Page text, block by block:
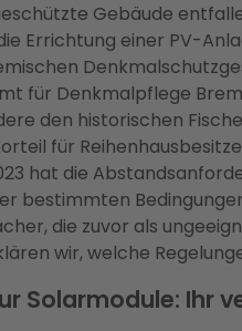
Gebäude
Errichtung einer PV-
für Denkmalpflege
den historischen
für
hat die
bestimmten
die zuvor als
wir, welche
Solarmodule: Ihr